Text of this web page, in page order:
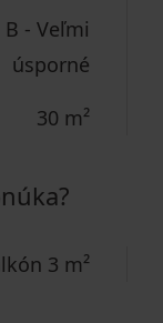
B - Veľmi
úsporné
30 m²
3 m²